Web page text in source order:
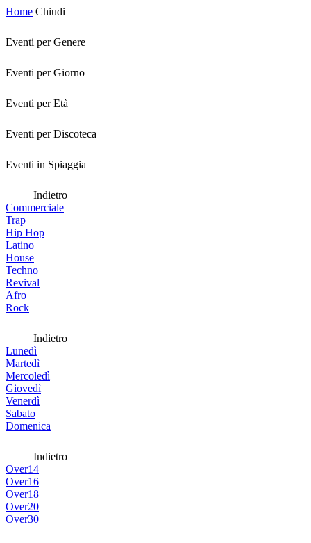
Home Chiudi
Eventi per Genere
Eventi per Giorno
Eventi per Età
Eventi per Discoteca
Eventi in Spiaggia
Indietro
Commerciale
Trap
Hip Hop
Latino
House
Techno
Revival
Afro
Rock
Indietro
Lunedì
Martedì
Mercoledì
Giovedì
Venerdì
Sabato
Domenica
Indietro
Over14
Over16
Over18
Over20
Over30